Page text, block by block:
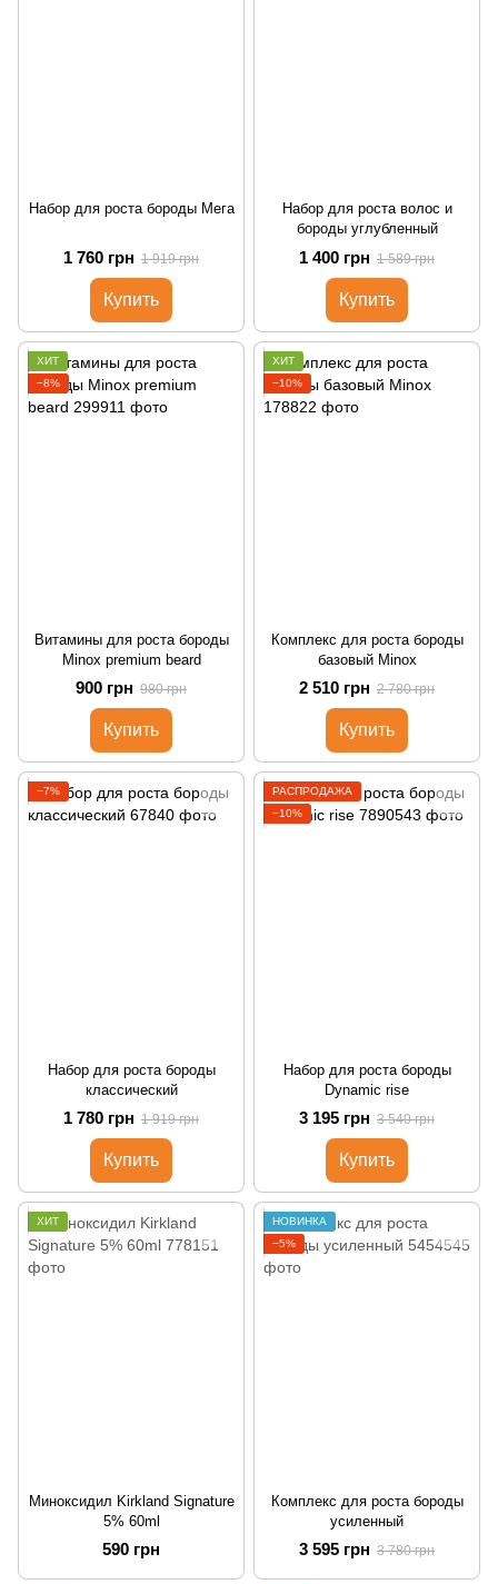
Набор для роста бороды Мега
1 760 грн 1 919 грн
Купить
Набор для роста волос и
бороды углубленный
1 400 грн 1 589 грн
Купить
ХИТ
−8%
Витамины для роста бороды
Minox premium beard
900 грн 980 грн
Купить
ХИТ
−10%
Комплекс для роста бороды
базовый Minox
2 510 грн 2 780 грн
Купить
−7%
Набор для роста бороды
классический
1 780 грн 1 919 грн
Купить
РАСПРОДАЖА
−10%
Набор для роста бороды
Dynamic rise
3 195 грн 3 540 грн
Купить
ХИТ
Миноксидил Kirkland Signature
5% 60ml
590 грн
НОВИНКА
−5%
Комплекс для роста бороды
усиленный
3 595 грн 3 780 грн